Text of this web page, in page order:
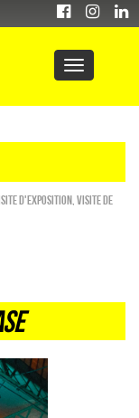
d'exposition Visite de